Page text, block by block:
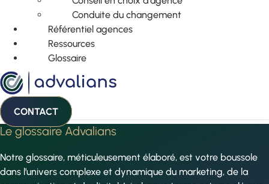
Conduite du changement
Référentiel agences
Ressources
Glossaire
CONTACT
Le glossaire Advalians
Notre glossaire, méticuleusement élaboré, est votre boussole
dans l’univers complexe et dynamique du marketing, de la